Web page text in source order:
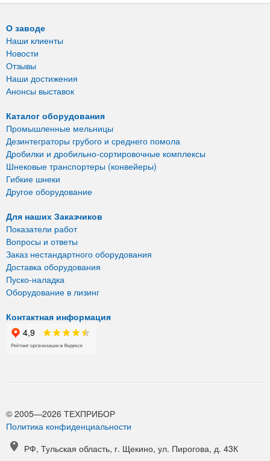
О заводе
Наши клиенты
Новости
Отзывы
Наши достижения
Анонсы выставок
Каталог оборудования
Промышленные мельницы
Дезинтеграторы грубого и среднего помола
Дробилки и дробильно-сортировочные комплексы
Шнековые транспортеры (конвейеры)
Гибкие шнеки
Другое оборудование
Для наших Заказчиков
Показатели работ
Вопросы и ответы
Заказ нестандартного оборудования
Доставка оборудования
Пуско-наладка
Оборудование в лизинг
Контактная информация
© 2005—2026 ТЕХПРИБОР
Политика конфиденциальности
РФ, Тульская область, г. Щекино, ул. Пирогова, д. 43К